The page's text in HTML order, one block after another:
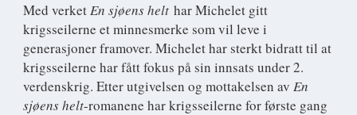
Med verketEn sjøens helt har Michelet gitt
krigsseilerne et minnesmerke som vil leve i
generasjoner framover. Michelet har sterkt bidratt til at
krigsseilerne har fått fokus på sin innsats under 2.
verdenskrig. Etter utgivelsen og mottakelsen av En
sjøens helt-romanene har krigsseilerne for første gang